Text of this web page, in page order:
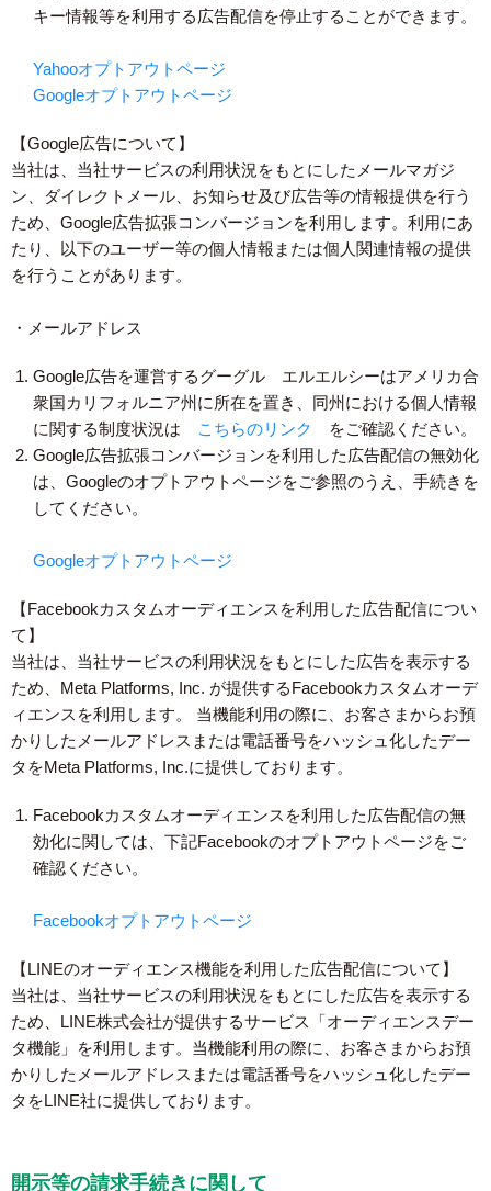
キー情報等を利用する広告配信を停止することができます。
Yahooオプトアウトページ
Googleオプトアウトページ
【Google広告について】
当社は、当社サービスの利用状況をもとにしたメールマガジ
ン、ダイレクトメール、お知らせ及び広告等の情報提供を行う
ため、Google広告拡張コンバージョンを利用します。利用にあ
たり、以下のユーザー等の個人情報または個人関連情報の提供
を行うことがあります。
・メールアドレス
Google広告を運営するグーグル エルエルシーはアメリカ合
衆国カリフォルニア州に所在を置き、同州における個人情報
に関する制度状況は
こちらのリンク
をご確認ください。
Google広告拡張コンバージョンを利用した広告配信の無効化
は、Googleのオプトアウトページをご参照のうえ、手続きを
してください。
Googleオプトアウトページ
【Facebookカスタムオーディエンスを利用した広告配信につい
て】
当社は、当社サービスの利用状況をもとにした広告を表示する
ため、Meta Platforms, Inc. が提供するFacebookカスタムオーデ
ィエンスを利用します。 当機能利用の際に、お客さまからお預
かりしたメールアドレスまたは電話番号をハッシュ化したデー
タをMeta Platforms, Inc.に提供しております。
Facebookカスタムオーディエンスを利用した広告配信の無
効化に関しては、下記Facebookのオプトアウトページをご
確認ください。
Facebookオプトアウトページ
【LINEのオーディエンス機能を利用した広告配信について】
当社は、当社サービスの利用状況をもとにした広告を表示する
ため、LINE株式会社が提供するサービス「オーディエンスデー
タ機能」を利用します。当機能利用の際に、お客さまからお預
かりしたメールアドレスまたは電話番号をハッシュ化したデー
タをLINE社に提供しております。
開示等の請求手続きに関して